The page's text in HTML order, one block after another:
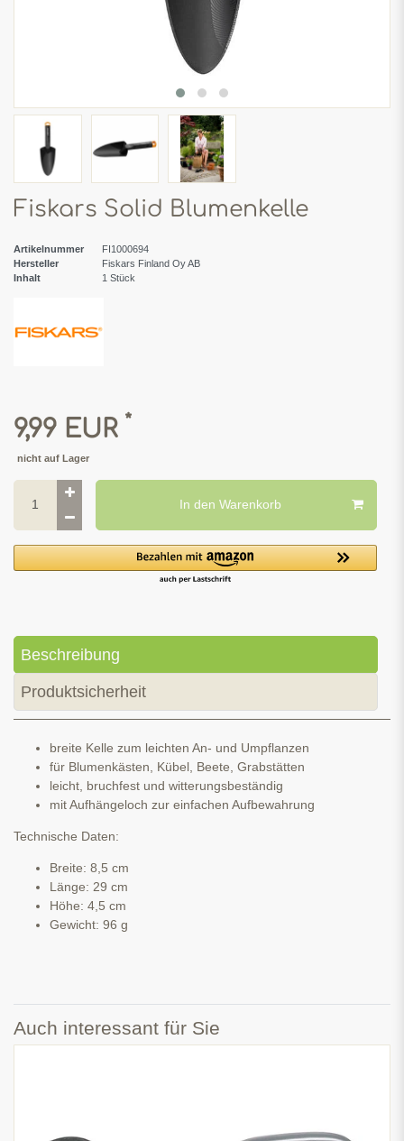
Fiskars Solid Blumenkelle
Artikelnummer
FI1000694
Hersteller
Fiskars Finland Oy AB
Inhalt
1 Stück
9,99 EUR *
nicht auf Lager
In den Warenkorb
Beschreibung
Produktsicherheit
breite Kelle zum leichten An- und Umpflanzen
für Blumenkästen, Kübel, Beete, Grabstätten
leicht, bruchfest und witterungsbeständig
mit Aufhängeloch zur einfachen Aufbewahrung
Technische Daten:
Breite: 8,5 cm
Länge: 29 cm
Höhe: 4,5 cm
Gewicht: 96 g
Auch interessant für Sie